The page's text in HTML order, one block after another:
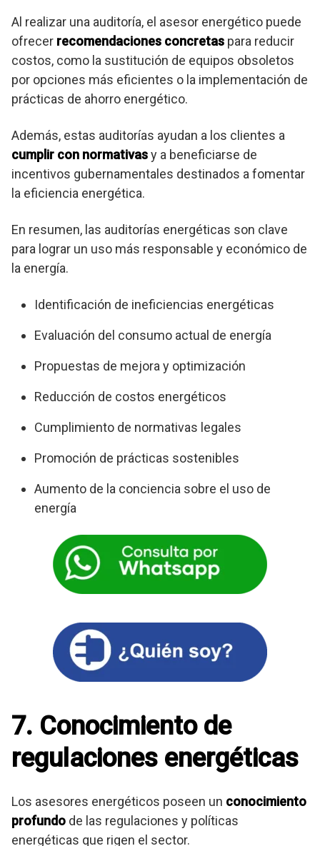
Al realizar una auditoría, el asesor energético puede
ofrecer recomendaciones concretas para reducir
costos, como la sustitución de equipos obsoletos
por opciones más eficientes o la implementación de
prácticas de ahorro energético.
Además, estas auditorías ayudan a los clientes a
cumplir con normativasy a beneficiarse de
incentivos gubernamentales destinados a fomentar
la eficiencia energética.
En resumen, las auditorías energéticas son clave
para lograr un uso más responsable y económico de
la energía.
Identificación de ineficiencias energéticas
Evaluación del consumo actual de energía
Propuestas de mejora y optimización
Reducción de costos energéticos
Cumplimiento de normativas legales
Promoción de prácticas sostenibles
Aumento de la conciencia sobre el uso de
energía
7. Conocimiento de
regulaciones energéticas
Los asesores energéticos poseen un conocimiento
profundo de las regulaciones y políticas
energéticas que rigen el sector.